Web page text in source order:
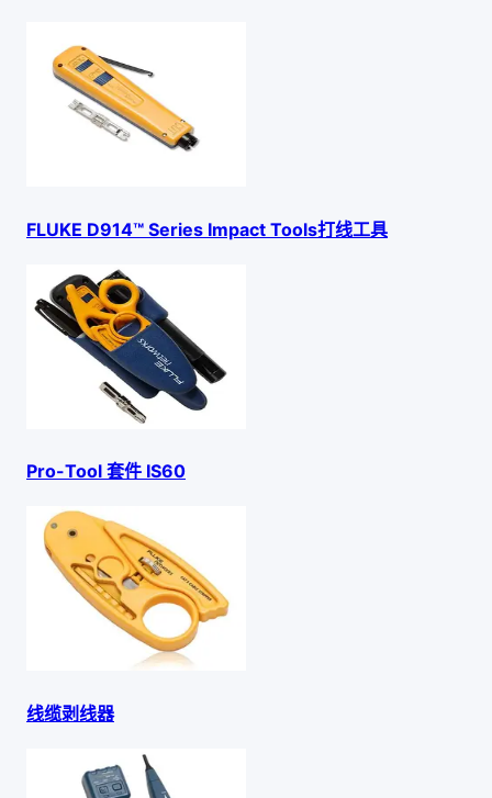
FLUKE D914™ Series Impact Tools打线工具
Pro-Tool 套件 IS60
线缆剥线器